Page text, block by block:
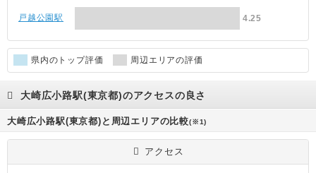
戸越公園駅 4.25
県内のトップ評価 周辺エリアの評価
大崎広小路駅(東京都)のアクセスの良さ
大崎広小路駅(東京都)と周辺エリアの比較(※1)
アクセス